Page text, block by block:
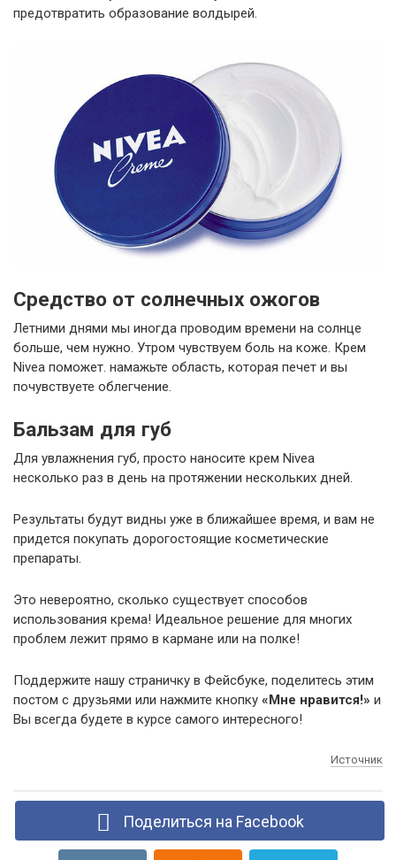
предотвратить образование волдырей.
Средство от солнечных ожогов
Летними днями мы иногда проводим времени на солнце
больше, чем нужно. Утром чувствуем боль на коже. Крем
Nivea поможет. намажьте область, которая печет и вы
почувствуете облегчение.
Бальзам для губ
Для увлажнения губ, просто наносите крем Nivea
несколько раз в день на протяжении нескольких дней.
Результаты будут видны уже в ближайшее время, и вам не
придется покупать дорогостоящие косметические
препараты.
Это невероятно, сколько существует способов
использования крема! Идеальное решение для многих
проблем лежит прямо в кармане или на полке!
Поддержите нашу страничку в Фейсбуке, поделитесь этим
постом с друзьями или нажмите кнопку «Мне нравится!» и
Вы всегда будете в курсе самого интересного!
Источник
Поделиться на Facebook